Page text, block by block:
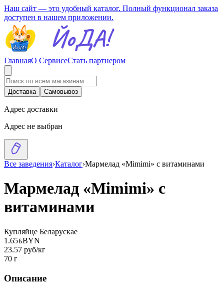
Наш сайт — это удобный каталог. Полный функционал заказа
доступен в нашем приложении.
ГлавнаяО СервисеСтать партнером
Доставка Самовывоз
Адрес доставки
Адрес не выбран
Все заведения›Каталог›Мармелад «Mimimi» с витаминами
Мармелад «Mimimi» с
витаминами
Купляйце Беларускае
1.65BYNBYN
23.57 руб/кг
70 г
Описание